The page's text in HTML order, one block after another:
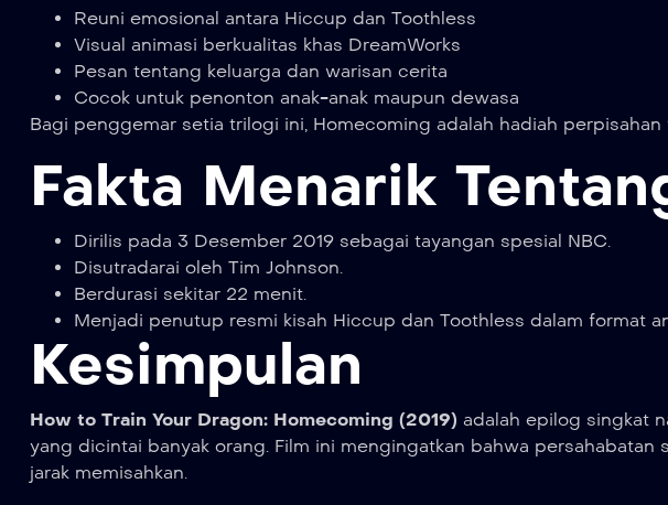
Reuni emosional antara Hiccup dan Toothless
Visual animasi berkualitas khas DreamWorks
Pesan tentang keluarga dan warisan cerita
Cocok untuk penonton anak-anak maupun dewasa
Bagi penggemar setia trilogi ini, Homecoming adalah hadiah
Fakta Menarik
Dirilis pada 3 Desember 2019 sebagai tayangan spesial NBC.
Disutradarai oleh Tim Johnson.
Berdurasi sekitar 22 menit.
Menjadi penutup resmi kisah Hiccup dan Toothless dalam format
Kesimpulan
How to Train Your Dragon: Homecoming (2019) adalah epilog singkat
yang dicintai banyak orang. Film ini mengingatkan bahwa persahabatan
jarak memisahkan.